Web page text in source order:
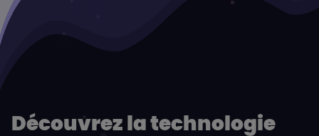
Découvrez la technologie